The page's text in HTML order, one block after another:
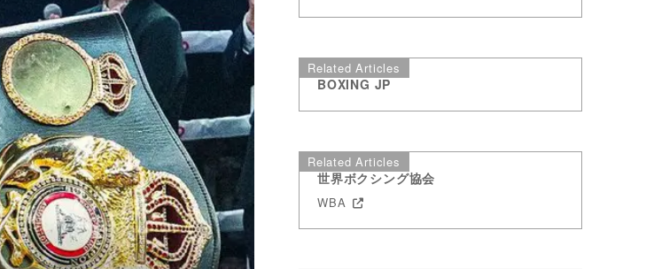
Related Articles
BOXING JP
Related Articles
世界ボクシング協会
WBA